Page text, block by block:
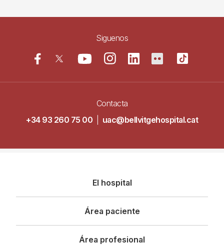
Siguenos
Contacta
+34 93 260 75 00
uac@bellvitgehospital.cat
principal
El hospital
Área paciente
Área profesional